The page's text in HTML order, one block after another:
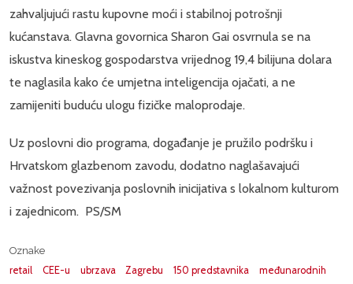
zahvaljujući rastu kupovne moći i stabilnoj potrošnji
kućanstava. Glavna govornica Sharon Gai osvrnula se na
iskustva kineskog gospodarstva vrijednog 19,4 bilijuna dolara
te naglasila kako će umjetna inteligencija ojačati, a ne
zamijeniti buduću ulogu fizičke maloprodaje.
Uz poslovni dio programa, događanje je pružilo podršku i
Hrvatskom glazbenom zavodu, dodatno naglašavajući
važnost povezivanja poslovnih inicijativa s lokalnom kulturom
i zajednicom. PS/SM
Oznake
retail
CEE-u ubrzava Zagrebu 150 predstavnika
međunarodnih